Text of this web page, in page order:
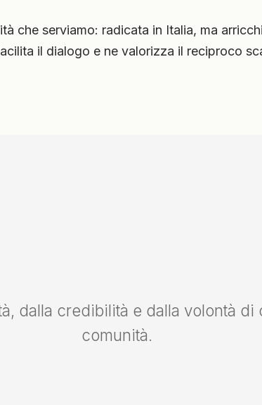
che serviamo: radicata in Italia, ma
il dialogo e ne valorizza il reciproco
dalla credibilità e dalla volontà
comunità.